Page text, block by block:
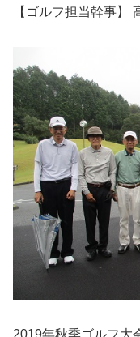
【ゴルフ担当幹事】
2019年秋季ゴルフ大